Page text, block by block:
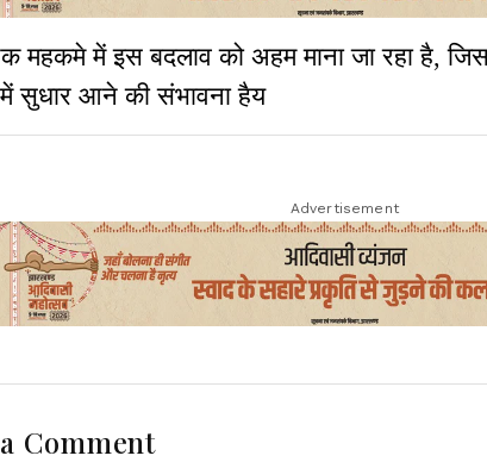
महकमे में इस बदलाव को अहम माना जा रहा है,
में सुधार आने की संभावना हैय
Advertisement
Comment